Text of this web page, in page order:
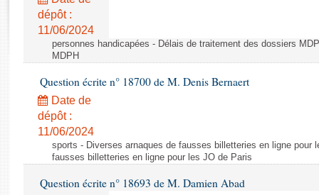
Rapports d'enquête
Rapports législatifs
Baromètre de l’application des lois
Dossiers législatifs
Budget et sécurité sociale
Questions écrites et orales
Comptes rendus des débats
dépôt :
11/06/2024
personnes handicapées - Délais de traitement des dossiers
MDPH
Question écrite n° 18700 de M. Denis Bernaert
Date de
dépôt :
11/06/2024
sports - Diverses arnaques de fausses billetteries en ligne pour
fausses billetteries en ligne pour les JO de Paris
Question écrite n° 18693 de M. Damien Abad